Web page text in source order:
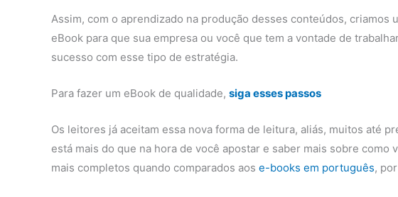
Assim, com o aprendizado na produção desses conteúdos, criamos
eBook para que sua empresa ou você que tem a vontade de
sucesso com esse tipo de estratégia.
Para fazer um eBook de qualidade, siga esses passos
Os leitores já aceitam essa nova forma de leitura, aliás, muitos até
está mais do que na hora de você apostar e saber mais sobre
mais completos quando comparados aos e-books em português,